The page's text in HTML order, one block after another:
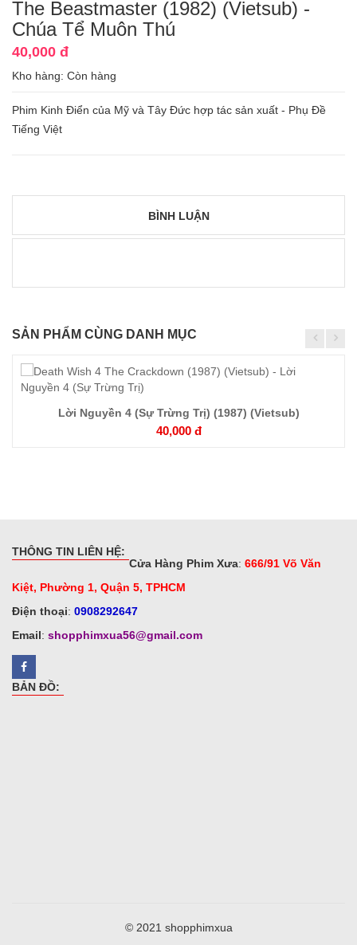
The Beastmaster (1982) (Vietsub) -
Chúa Tể Muôn Thú
40,000 đ
Kho hàng: Còn hàng
Phim Kinh Điển của Mỹ và Tây Đức hợp tác sản xuất - Phụ Đề
Tiếng Việt
BÌNH LUẬN
SẢN PHẨM CÙNG DANH MỤC
Lời Nguyền 4 (Sự Trừng Trị) (1987) (Vietsub)
40,000 đ
THÔNG TIN LIÊN HỆ:
Cửa Hàng Phim Xưa: 666/91 Võ Văn
Kiệt, Phường 1, Quận 5, TPHCM
Điện thoại: 0908292647
Email: shopphimxua56@gmail.com
BẢN ĐỒ:
© 2021 shopphimxua